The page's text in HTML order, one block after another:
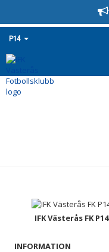
P14
HEM
BILDGALLERI
DOKUMENT
IFK Västerås FK P14
INFORMATION